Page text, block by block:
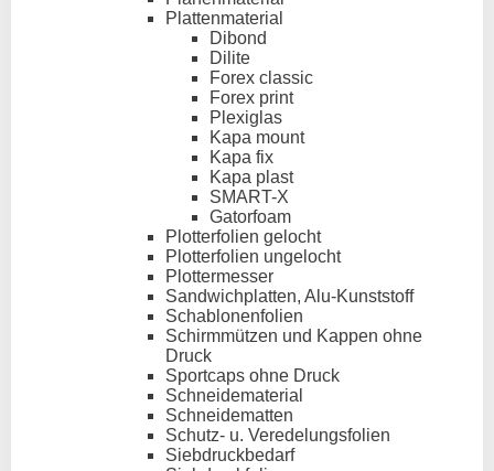
Plattenmaterial
Dibond
Dilite
Forex classic
Forex print
Plexiglas
Kapa mount
Kapa fix
Kapa plast
SMART-X
Gatorfoam
Plotterfolien gelocht
Plotterfolien ungelocht
Plottermesser
Sandwichplatten, Alu-Kunststoff
Schablonenfolien
Schirmmützen und Kappen ohne
Druck
Sportcaps ohne Druck
Schneidematerial
Schneidematten
Schutz- u. Veredelungsfolien
Siebdruckbedarf